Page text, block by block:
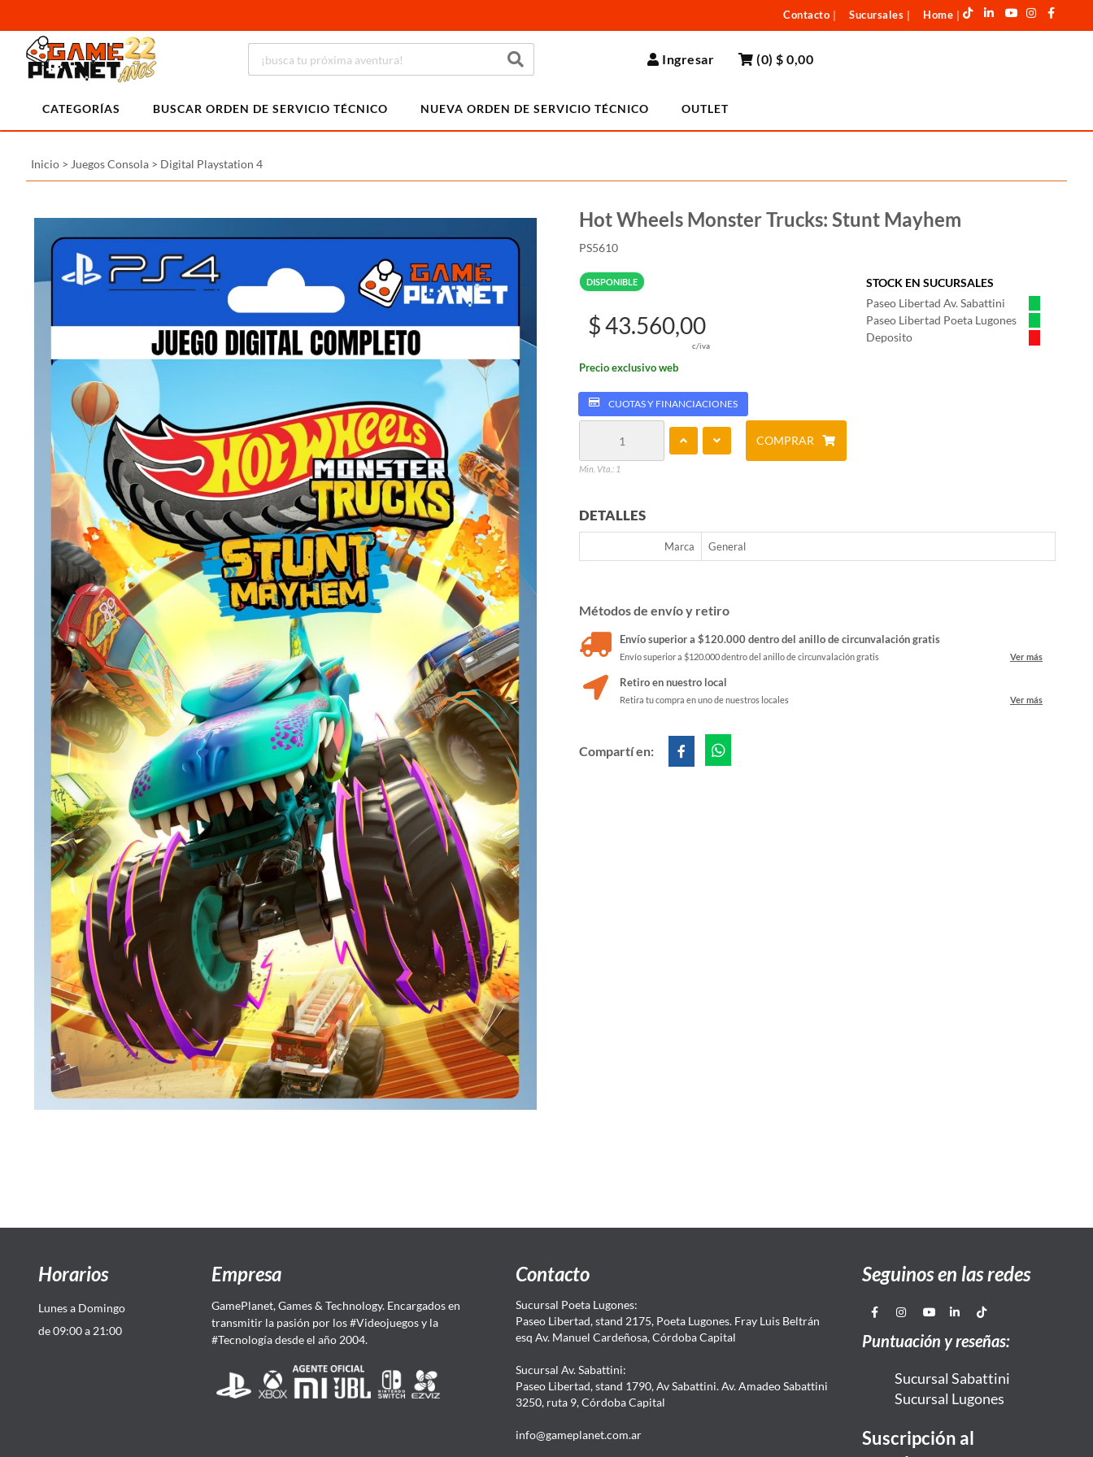
Contacto Sucursales Home
Ingresar (0)$ 0,00
CATEGORÍAS BUSCAR ORDEN DE SERVICIO TÉCNICO NUEVA ORDEN DE SERVICIO TÉCNICO OUTLET
Inicio > Juegos Consola > Digital Playstation 4
Hot Wheels Monster Trucks: Stunt Mayhem
PS5610
DISPONIBLE
STOCK EN SUCURSALES
Paseo Libertad Av. Sabattini
Paseo Libertad Poeta Lugones
Deposito
$ 43.560,00
c/iva
Precio exclusivo web
CUOTAS Y FINANCIACIONES
Min. Vta.: 1
COMPRAR
DETALLES
Marca General
Métodos de envío y retiro
Envío superior a $120.000 dentro del anillo de circunvalación gratis
Envío superior a $120.000 dentro del anillo de circunvalación gratis Ver más
Retiro en nuestro local
Retira tu compra en uno de nuestros locales Ver más
Compartí en:
Horarios
Lunes a Domingo
de 09:00 a 21:00
Empresa
GamePlanet, Games & Technology. Encargados en
transmitir la pasión por los #Videojuegos y la
#Tecnología desde el año 2004.
Contacto
Sucursal Poeta Lugones:
Paseo Libertad, stand 2175, Poeta Lugones. Fray Luis Beltrán
esq Av. Manuel Cardeñosa, Córdoba Capital
Sucursal Av. Sabattini:
Paseo Libertad, stand 1790, Av Sabattini. Av. Amadeo Sabattini
3250, ruta 9, Córdoba Capital
info@gameplanet.com.ar
Seguinos en las redes
Puntuación y reseñas:
Sucursal Sabattini
Sucursal Lugones
Suscripción al